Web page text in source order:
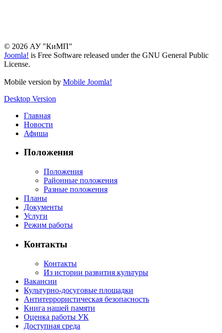
© 2026 АУ "КиМП"
Joomla! is Free Software released under the GNU General Public
License.
Mobile version by Mobile Joomla!
Desktop Version
Главная
Новости
Афиша
Положения
Положения
Районные положения
Разные положения
Планы
Документы
Услуги
Режим работы
Контакты
Контакты
Из истории развития культуры
Вакансии
Культурно-досуговые площадки
Антитеррористическая безопасность
Книга нашей памяти
Оценка работы УК
Доступная среда